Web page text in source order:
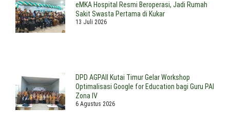
eMKA Hospital Resmi Beroperasi, Jadi Rumah
Sakit Swasta Pertama di Kukar
13 Juli 2026
DPD AGPAII Kutai Timur Gelar Workshop
Optimalisasi Google for Education bagi Guru PAI
Zona IV
6 Agustus 2026